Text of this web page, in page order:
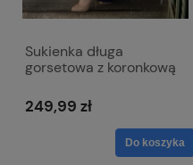
Sukienka długa
gorsetowa z koronkową
nodze - Loren
granatowa
249,99 zł
Do koszyka